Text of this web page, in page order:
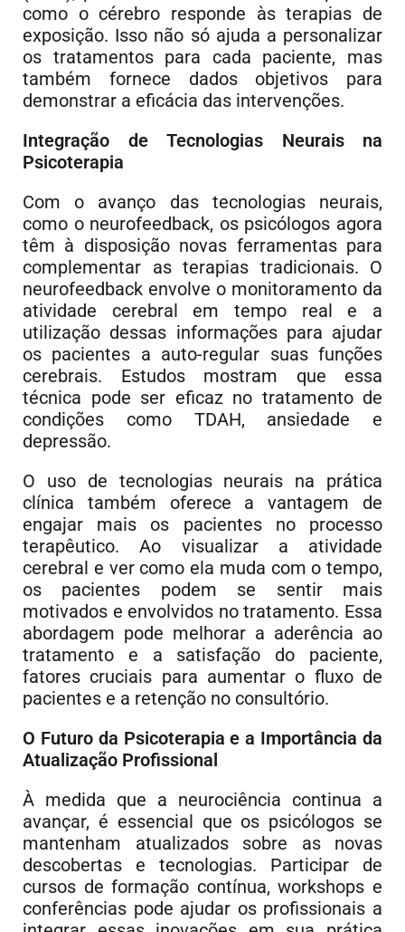
como o cérebro responde às terapias de
exposição. Isso não só ajuda a personalizar
os tratamentos para cada paciente, mas
também fornece dados objetivos para
demonstrar a eficácia das intervenções.
Integração de Tecnologias Neurais na
Psicoterapia
Com o avanço das tecnologias neurais,
como o neurofeedback, os psicólogos agora
têm à disposição novas ferramentas para
complementar as terapias tradicionais. O
neurofeedback envolve o monitoramento da
atividade cerebral em tempo real e a
utilização dessas informações para ajudar
os pacientes a auto-regular suas funções
cerebrais. Estudos mostram que essa
técnica pode ser eficaz no tratamento de
condições como TDAH, ansiedade e
depressão.
O uso de tecnologias neurais na prática
clínica também oferece a vantagem de
engajar mais os pacientes no processo
terapêutico. Ao visualizar a atividade
cerebral e ver como ela muda com o tempo,
os pacientes podem se sentir mais
motivados e envolvidos no tratamento. Essa
abordagem pode melhorar a aderência ao
tratamento e a satisfação do paciente,
fatores cruciais para aumentar o fluxo de
pacientes e a retenção no consultório.
O Futuro da Psicoterapia e a Importância da
Atualização Profissional
À medida que a neurociência continua a
avançar, é essencial que os psicólogos se
mantenham atualizados sobre as novas
descobertas e tecnologias. Participar de
cursos de formação contínua, workshops e
conferências pode ajudar os profissionais a